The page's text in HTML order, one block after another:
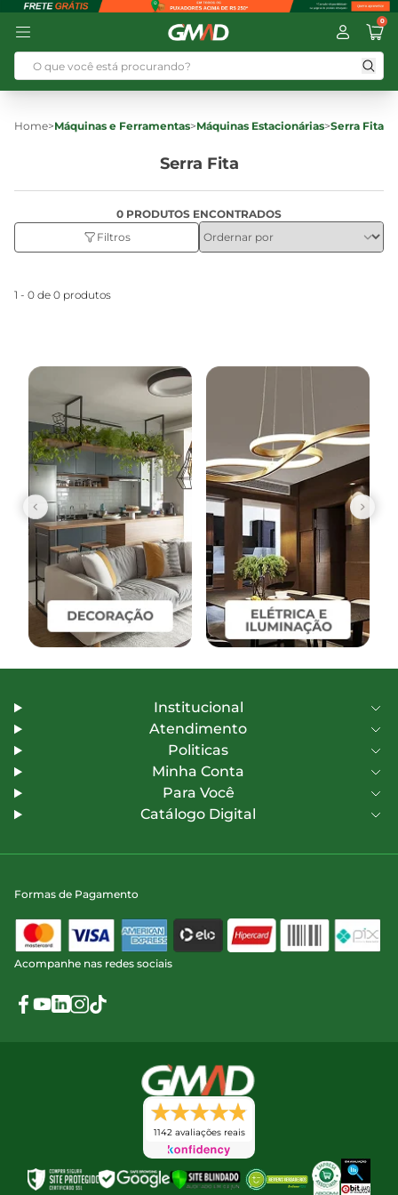
0
Home>Máquinas e Ferramentas>Máquinas Estacionárias>Serra Fita
Serra Fita
0 PRODUTOS ENCONTRADOS
Filtros
1 - 0 de 0 produtos
Institucional
Atendimento
Politicas
Minha Conta
Para Você
Catálogo Digital
Formas de Pagamento
Acompanhe nas redes sociais
1142 avaliações reais